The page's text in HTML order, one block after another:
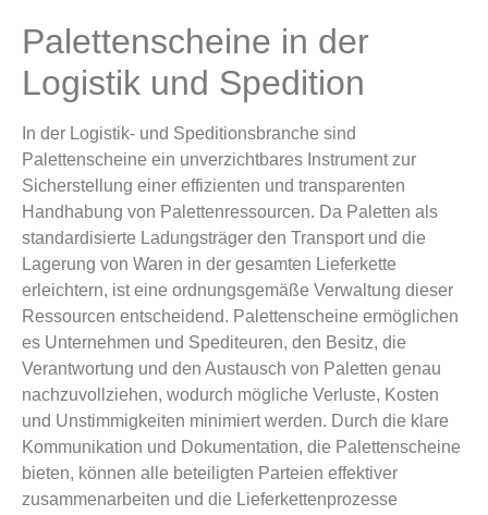
Palettenscheine in der
Logistik und Spedition
In der Logistik- und Speditionsbranche sind
Palettenscheine ein unverzichtbares Instrument zur
Sicherstellung einer effizienten und transparenten
Handhabung von Palettenressourcen. Da Paletten als
standardisierte Ladungsträger den Transport und die
Lagerung von Waren in der gesamten Lieferkette
erleichtern, ist eine ordnungsgemäße Verwaltung dieser
Ressourcen entscheidend. Palettenscheine ermöglichen
es Unternehmen und Spediteuren, den Besitz, die
Verantwortung und den Austausch von Paletten genau
nachzuvollziehen, wodurch mögliche Verluste, Kosten
und Unstimmigkeiten minimiert werden. Durch die klare
Kommunikation und Dokumentation, die Palettenscheine
bieten, können alle beteiligten Parteien effektiver
zusammenarbeiten und die Lieferkettenprozesse